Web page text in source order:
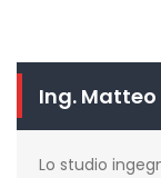
Ing. Matteo
Lo studio